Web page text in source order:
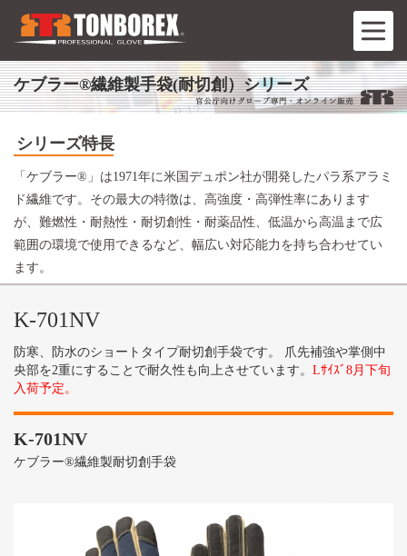
ケブラー®繊維製手袋(耐切創）シリーズ
シリーズ特長
「ケブラー®」は1971年に米国デュポン社が開発したパラ系アラミ
ド繊維です。その最大の特徴は、高強度・高弾性率にあります
が、難燃性・耐熱性・耐切創性・耐薬品性、低温から高温まで広
範囲の環境で使用できるなど、幅広い対応能力を持ち合わせてい
ます。
K-701NV
防寒、防水のショートタイプ耐切創手袋です。 爪先補強や掌側中
央部を2重にすることで耐久性も向上させています。 Lｻｲｽﾞ8月下旬
入荷予定。
K-701NV
ケブラー®繊維製耐切創手袋